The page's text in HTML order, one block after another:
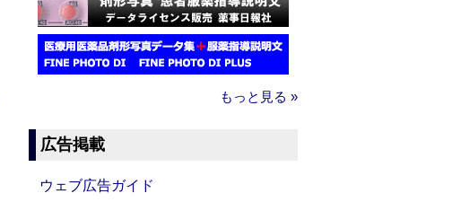
もっと見る »
広告掲載
ウェブ広告ガイド